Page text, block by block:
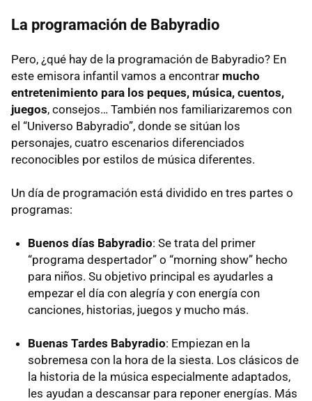
La programación de Babyradio
Pero, ¿qué hay de la programación de Babyradio? En
este emisora infantil vamos a encontrar mucho
entretenimiento para los peques, música, cuentos,
juegos, consejos… También nos familiarizaremos con
el “Universo Babyradio”, donde se sitúan los
personajes, cuatro escenarios diferenciados
reconocibles por estilos de música diferentes.
Un día de programación está dividido en tres partes o
programas:
Buenos días Babyradio: Se trata del primer
“programa despertador” o “morning show” hecho
para niños. Su objetivo principal es ayudarles a
empezar el día con alegría y con energía con
canciones, historias, juegos y mucho más.
Buenas Tardes Babyradio: Empiezan en la
sobremesa con la hora de la siesta. Los clásicos de
la historia de la música especialmente adaptados,
les ayudan a descansar para reponer energías. Más